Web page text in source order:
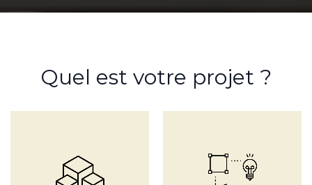
Quel est votre projet ?